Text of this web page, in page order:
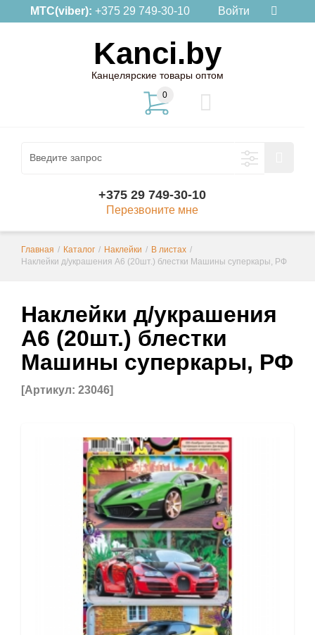
МТС(viber): +375 29 749-30-10 Войти
Kanci.by
Канцелярские товары оптом
0
+375 29 749-30-10
Перезвоните мне
Главная / Каталог / Наклейки / В листах /
Наклейки д/украшения А6 (20шт.) блестки Машины суперкары, РФ
Наклейки д/украшения
А6 (20шт.) блестки
Машины суперкары, РФ
[Артикул: 23046]